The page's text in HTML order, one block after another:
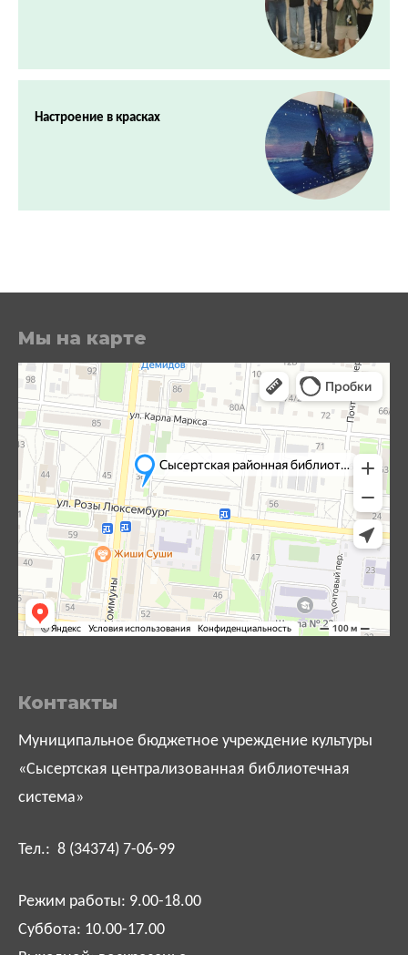
Настроение в красках
Мы на карте
Контакты
Муниципальное бюджетное учреждение культуры
«Сысертская централизованная библиотечная
система»
Тел.: 8 (34374) 7-06-99
Режим работы: 9.00-18.00
Суббота: 10.00-17.00